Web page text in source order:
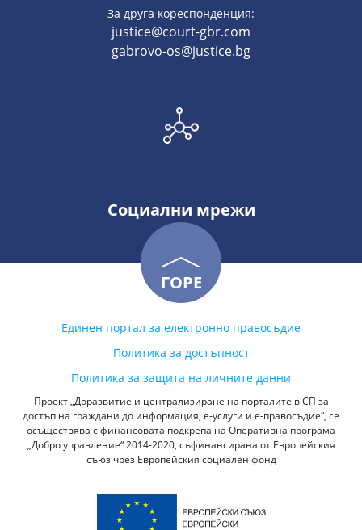
За друга кореспонденция:
justice@court-gbr.com
gabrovo-os@justice.bg
Социални мрежи
ГОРЕ
Единен портал за електронно правосъдие
Политика за достъпност
Политика за защита на личните данни
Проект „Доразвитие и централизиране на порталите в СП за
достъп на граждани до информация, е-услуги и е-правосъдие“, се
осъществява с финансовата подкрепа на Оперативна програма
„Добро управление“ 2014-2020, съфинансирана от Европейския
съюз чрез Европейския социален фонд